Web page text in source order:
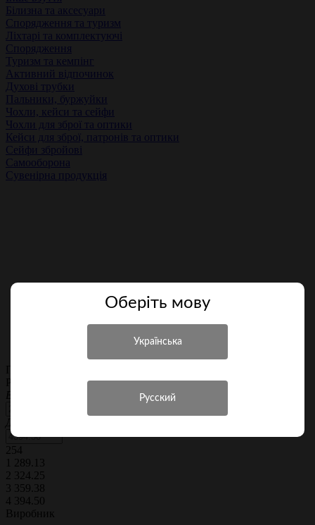
Білизна та аксесуари
Спорядження та туризм
Ліхтарі та комплектуючі
Спорядження
Туризм та кемпінг
Активний відпочинок
Духові трубки
Пальники, буржуйки
Чохли, кейси та сейфи
Чохли для зброї та оптики
Кейси для зброї, патронів та оптики
Сейфи збройові
Самооборона
Сувенірна продукція
Ліхтарі та комплектуючі
Підбір по параметрах (фільтр)
Роздрібна ціна
Від
До
254
1 289.13
2 324.25
3 359.38
4 394.50
Виробник
Оберiть мову